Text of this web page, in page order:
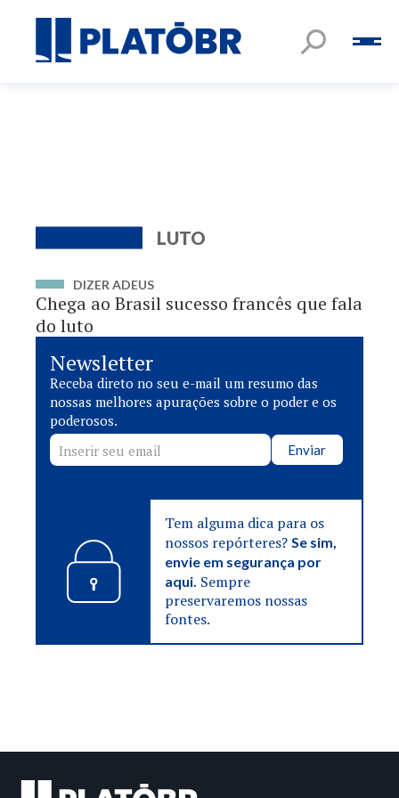
LUTO
DIZER ADEUS
Chega ao Brasil sucesso francês que fala
do luto
Newsletter
Receba direto no seu e-mail um resumo das
nossas melhores apurações sobre o poder e os
poderosos.
Enviar
Tem alguma dica para os
nossos repórteres?Se sim,
envie em segurança por
aqui. Sempre
preservaremos nossas
fontes.